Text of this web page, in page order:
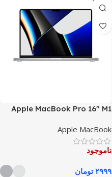
Apple MacBook Pro 16″ M1
Apple MacBook
ناموجود
۲۹۹۹ تومان